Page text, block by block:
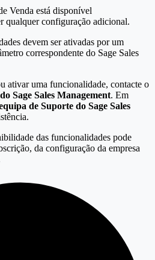
Venda está disponível
qualquer configuração adicional.
devem ser ativadas por um
correspondente do Sage Sales
ativar uma funcionalidade, contacte o
Sage Sales Management. Em
de Suporte do Sage Sales
das funcionalidades pode
da configuração da empresa